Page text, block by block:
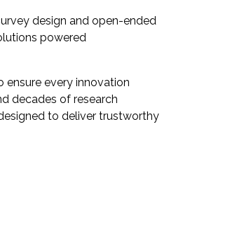
design and open-ended
powered
ensure every innovation
decades of research
to deliver trustworthy